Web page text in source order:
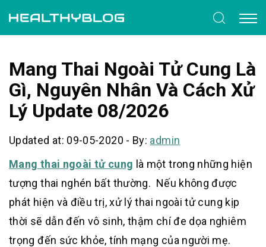
Mang Thai Ngoài Tử Cung Là
Gì, Nguyên Nhân Và Cách Xử
Lý Update 08/2026
Updated at: 09-05-2020 - By: admin
Mang thai ngoài tử cung là một trong những hiện
tượng thai nghén bất thường. Nếu không được
phát hiện và điều trị, xử lý thai ngoài tử cung kịp
thời sẽ dẫn đến vô sinh, thậm chí đe dọa nghiêm
trọng đến sức khỏe, tính mạng của người mẹ.